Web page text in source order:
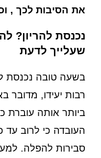
את הסיבות לכך ,
נכנסת להריון?
שעלייך לדעת
בשעה טובה נכנסת
רבות יעידו, מדובר
ביותר אותה עוברת
העובדה כי לרוב עד
סבירות להפלה.